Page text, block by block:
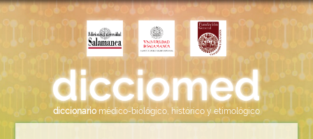
diccionario médico-biológico, histórico y etimológico